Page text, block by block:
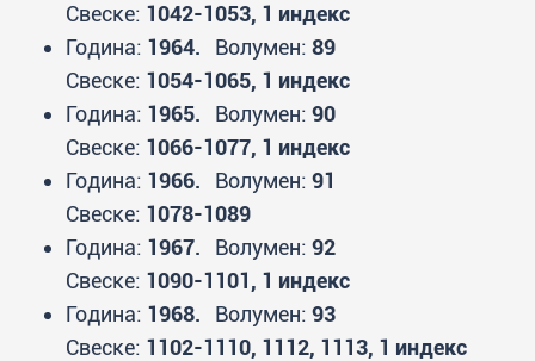
Свеске: 1042-1053, 1 индекс
Година: 1964. Волумен: 89
Свеске: 1054-1065, 1 индекс
Година: 1965. Волумен: 90
Свеске: 1066-1077, 1 индекс
Година: 1966. Волумен: 91
Свеске: 1078-1089
Година: 1967. Волумен: 92
Свеске: 1090-1101, 1 индекс
Година: 1968. Волумен: 93
Свеске: 1102-1110, 1112, 1113, 1 индекс